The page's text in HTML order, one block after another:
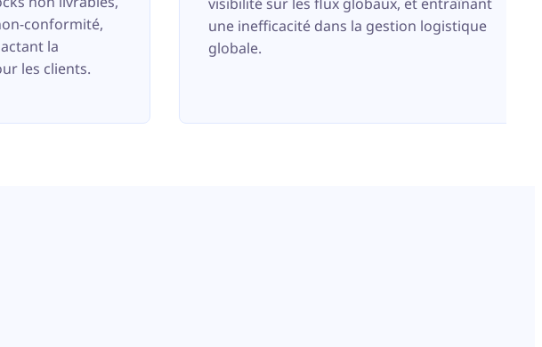
conformité,
la
les clients.
visibilité sur les flux globaux, et entraînant
une inefficacité dans la gestion logistique
globale.